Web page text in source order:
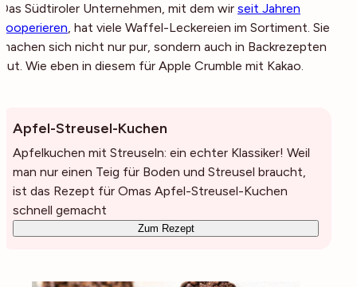
Das Südtiroler Unternehmen, mit dem wir seit Jahren
kooperieren, hat viele Waffel-Leckereien im Sortiment. Sie
machen sich nicht nur pur, sondern auch in Backrezepten
gut. Wie eben in diesem für Apple Crumble mit Kakao.
Apfel-Streusel-Kuchen
Apfelkuchen mit Streuseln: ein echter Klassiker! Weil
man nur einen Teig für Boden und Streusel braucht,
ist das Rezept für Omas Apfel-Streusel-Kuchen
schnell gemacht
Zum Rezept